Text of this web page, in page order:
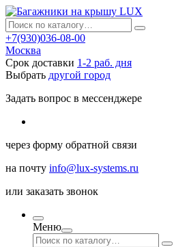
+7(930)036-08-00
Москва
Срок доставки 1-2 раб. дня
Выбрать другой город
Задать вопрос в мессенджере
через форму обратной связи
на почту info@lux-systems.ru
или заказать звонок
Меню